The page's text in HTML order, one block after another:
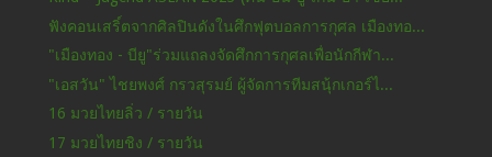
ฟังคอนเสริ์ตจากศิลปินดังในศึกฟุตบอลการกุศล เมืองทอ...
"เมืองทอง - บียู"ร่วมแถลงจัดศึกการกุศลเพื่อนักกีฬา...
"เอสวัน" ไชยพงศ์ กรวสุรมย์ ผู้จัดการทีมสนุ้กเกอร์ไ...
16 มวยไทยลิ่ว / รายวัน
17 มวยไทยชิง / รายวัน